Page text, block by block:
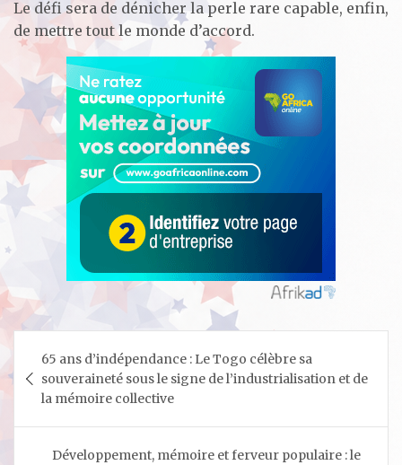
Le défi sera de dénicher la perle rare capable, enfin,
de mettre tout le monde d’accord.
de
l’article
65 ans d’indépendance : Le Togo célèbre sa
souveraineté sous le signe de l’industrialisation et de
la mémoire collective
Développement, mémoire et ferveur populaire : le